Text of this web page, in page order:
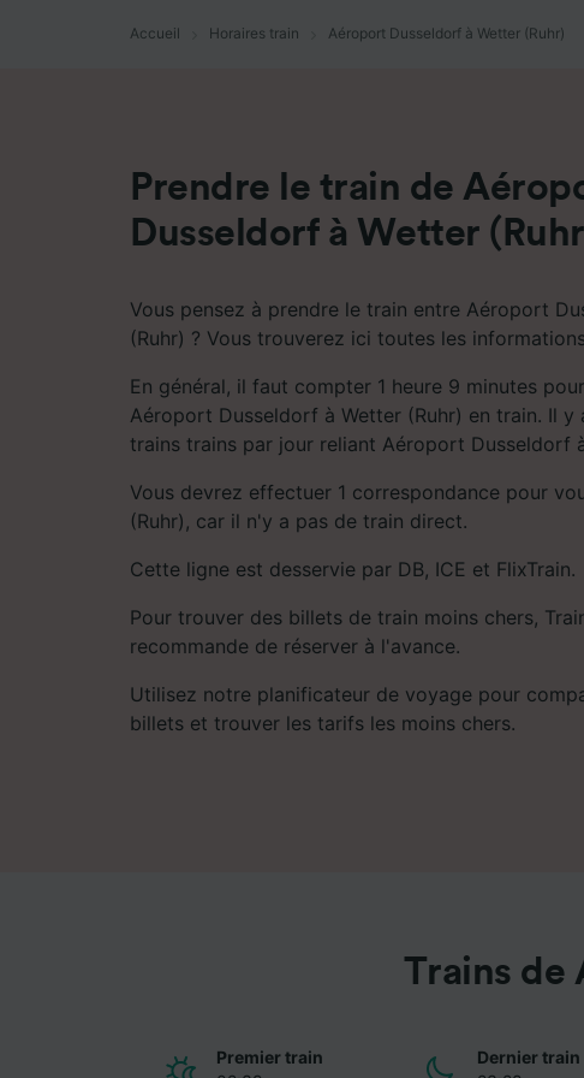
Accueil Horaires train Aéroport Dusseldorf à Wetter (Ruhr)
Prendre le train de
Dusseldorf à Wetter
Vous pensez à prendre le train entre Aéroport
(Ruhr) ? Vous trouverez ici toutes les
En général, il faut compter 1 heure 9 minutes
Aéroport Dusseldorf à Wetter (Ruhr) en train. Il y
trains trains par jour reliant Aéroport Dusseldorf
Vous devrez effectuer 1 correspondance pour
(Ruhr), car il n'y a pas de train direct.
Cette ligne est desservie par DB, ICE et FlixTrain.
Pour trouver des billets de train moins chers,
recommande de réserver à l'avance.
Utilisez notre planificateur de voyage pour
billets et trouver les tarifs les moins chers.
Trains de
Premier train
Dernier train
Liste de